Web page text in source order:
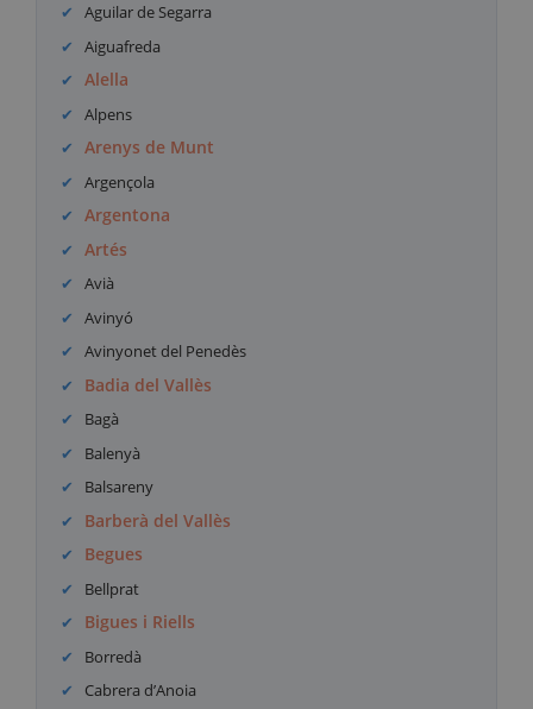
Aguilar de Segarra
Aiguafreda
Alella
Alpens
Arenys de Munt
Argençola
Argentona
Artés
Avià
Avinyó
Avinyonet del Penedès
Badia del Vallès
Bagà
Balenyà
Balsareny
Barberà del Vallès
Begues
Bellprat
Bigues i Riells
Borredà
Cabrera d’Anoia